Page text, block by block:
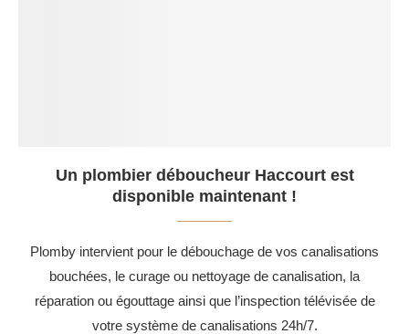
Un plombier déboucheur Haccourt est
disponible maintenant !
Plomby intervient pour le débouchage de vos canalisations
bouchées, le curage ou nettoyage de canalisation, la
réparation ou égouttage ainsi que l’inspection télévisée de
votre système de canalisations 24h/7.